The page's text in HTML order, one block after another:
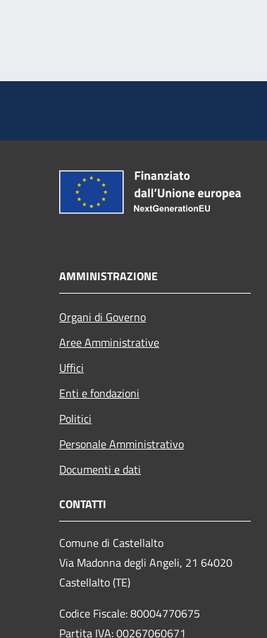
AMMINISTRAZIONE
Organi di Governo
Aree Amministrative
Uffici
Enti e fondazioni
Politici
Personale Amministrativo
Documenti e dati
CONTATTI
Comune di Castellalto
Via Madonna degli Angeli, 21 64020
Castellalto (TE)
Codice Fiscale: 80004770675
Partita IVA: 00267060671